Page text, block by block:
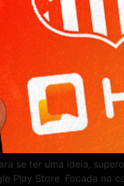
se ter uma ideia,
Play Store. Focada no